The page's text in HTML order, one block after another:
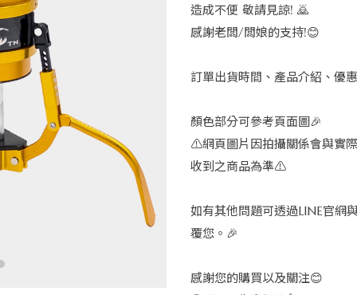
造成不便 敬請見諒! 🙇
感謝老闆/闆娘的支持!😊
訂單出貨時間、產品介紹、優
顏色部分可參考頁面圖🎉
⚠️網頁圖片因拍攝關係會與實
收到之商品為準⚠️
如有其他問題可透過LINE官網
覆您。🎉
感謝您的購買以及關注😊